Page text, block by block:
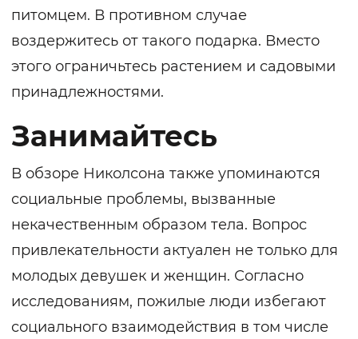
питомцем. В противном случае
воздержитесь от такого подарка. Вместо
этого ограничьтесь растением и садовыми
принадлежностями.
Занимайтесь
В обзоре Николсона также упоминаются
социальные проблемы, вызванные
некачественным образом тела. Вопрос
привлекательности актуален не только для
молодых девушек и женщин. Согласно
исследованиям, пожилые люди избегают
социального взаимодействия в том числе